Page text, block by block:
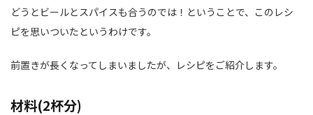
どうとビールとスパイスも合うのでは！ということで、このレシ
ピを思いついたというわけです。
前置きが長くなってしまいましたが、レシピをご紹介します。
材料(2杯分)